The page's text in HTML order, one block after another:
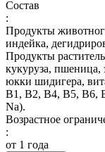
Состав
:
Продукты
индейка,
Продукты
кукуруза, пшеница,
юкки шидигера,
В1, В2, В4, В5, В6,
Na).
Возрастное
:
от 1 года